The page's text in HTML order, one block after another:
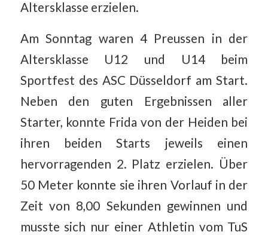
Altersklasse erzielen.
Am Sonntag waren 4 Preussen in der
Altersklasse U12 und U14 beim
Sportfest des ASC Düsseldorf am Start.
Neben den guten Ergebnissen aller
Starter, konnte Frida von der Heiden bei
ihren beiden Starts jeweils einen
hervorragenden 2. Platz erzielen. Über
50 Meter konnte sie ihren Vorlauf in der
Zeit von 8,00 Sekunden gewinnen und
musste sich nur einer Athletin vom TuS